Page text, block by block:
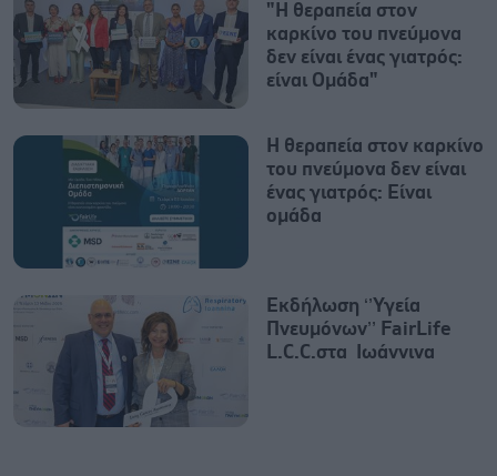
"Η θεραπεία στον
καρκίνο του πνεύμονα
δεν είναι ένας γιατρός:
είναι Oμάδα"
Η θεραπεία στον καρκίνο
του πνεύμονα δεν είναι
ένας γιατρός: Είναι
ομάδα
Εκδήλωση ‘’Υγεία
Πνευμόνων’’ FairLife
L.C.C.στα Ιωάννινα